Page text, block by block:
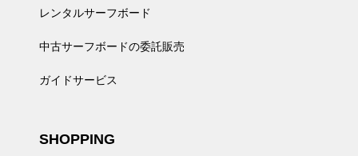
レンタルサーフボード
中古サーフボードの委託販売
ガイドサービス
SHOPPING